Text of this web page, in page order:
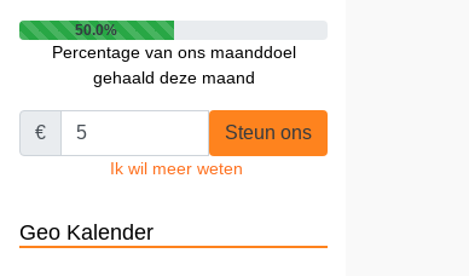
50.0%
Percentage van ons maanddoel
gehaald deze maand
€ Steun ons
Ik wil meer weten
Geo Kalender